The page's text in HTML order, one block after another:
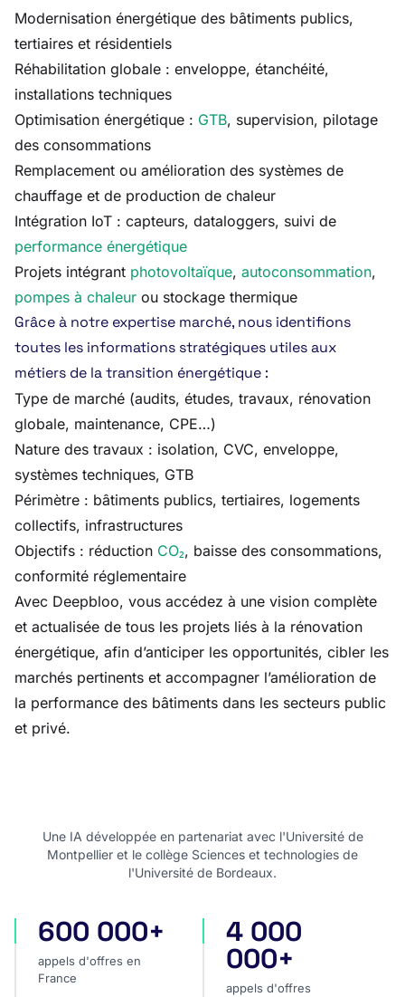
Modernisation énergétique des bâtiments publics,
tertiaires et résidentiels
Réhabilitation globale : enveloppe, étanchéité,
installations techniques
Optimisation énergétique : GTB, supervision, pilotage
des consommations
Remplacement ou amélioration des systèmes de
chauffage et de production de chaleur
Intégration IoT : capteurs, dataloggers, suivi de
performance énergétique
Projets intégrant photovoltaïque, autoconsommation,
pompes à chaleur ou stockage thermique
Grâce à notre expertise marché, nous identifions
toutes les informations stratégiques utiles aux
métiers de la transition énergétique :
Type de marché (audits, études, travaux, rénovation
globale, maintenance, CPE…)
Nature des travaux : isolation, CVC, enveloppe,
systèmes techniques, GTB
Périmètre : bâtiments publics, tertiaires, logements
collectifs, infrastructures
Objectifs : réduction CO₂, baisse des consommations,
conformité réglementaire
Avec Deepbloo, vous accédez à une vision complète
et actualisée de tous les projets liés à la rénovation
énergétique, afin d’anticiper les opportunités, cibler les
marchés pertinents et accompagner l’amélioration de
la performance des bâtiments dans les secteurs public
et privé.
Une IA développée en partenariat avec l'Université de
Montpellier et le collège Sciences et technologies de
l'Université de Bordeaux.
appels d'offres en France
600 000+
appels d'offres en
France
appels d'offres
4 000
000+
appels d'offres